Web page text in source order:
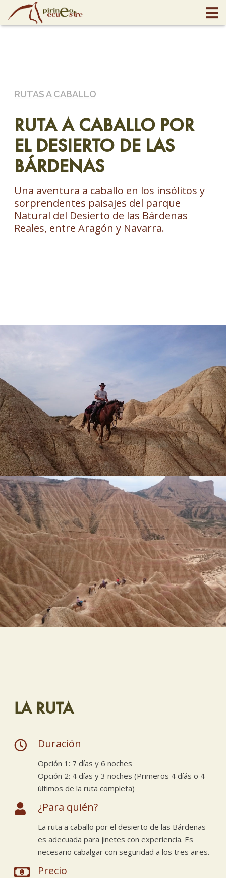
RUTAS A CABALLO
RUTA A CABALLO POR
EL DESIERTO DE LAS
BÁRDENAS
Una aventura a caballo en los insólitos y
sorprendentes paisajes del parque
Natural del Desierto de las Bárdenas
Reales, entre Aragón y Navarra.
LA RUTA
Duración
Opción 1: 7 días y 6 noches
Opción 2: 4 días y 3 noches (Primeros 4 díás o 4
últimos de la ruta completa)
¿Para quién?
La ruta a caballo por el desierto de las Bárdenas
es adecuada para jinetes con experiencia. Es
necesario cabalgar con seguridad a los tres aires.
Precio